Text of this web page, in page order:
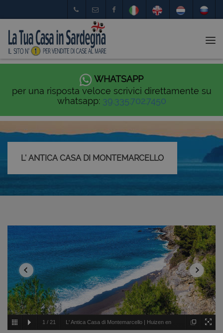
WHATSAPP
per una risposta veloce scrivici direttamente su
whatsapp: 39.335.702.7450
L' ANTICA CASA DI MONTEMARCELLO
1 / 21 L' Antica Casa di Montemarcello | Huizen en